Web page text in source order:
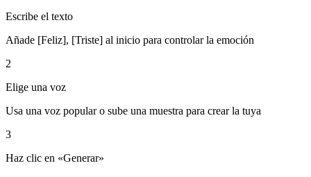
Escribe el texto
Añade [Feliz], [Triste] al inicio para controlar la emoción
2
Elige una voz
Usa una voz popular o sube una muestra para crear la tuya
3
Haz clic en «Generar»